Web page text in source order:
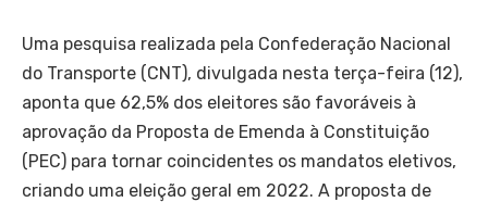
Uma pesquisa realizada pela Confederação Nacional
do Transporte (CNT), divulgada nesta terça-feira (12),
aponta que 62,5% dos eleitores são favoráveis à
aprovação da Proposta de Emenda à Constituição
(PEC) para tornar coincidentes os mandatos eletivos,
criando uma eleição geral em 2022. A proposta de